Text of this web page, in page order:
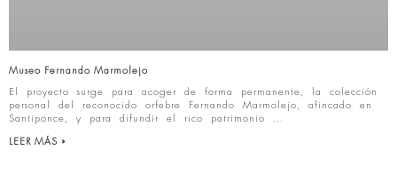
Museo Fernando Marmolejo
El proyecto surge para acoger de forma permanente, la colección
personal del reconocido orfebre Fernando Marmolejo, afincado en
Santiponce, y para difundir el rico patrimonio
LEER MÁS »